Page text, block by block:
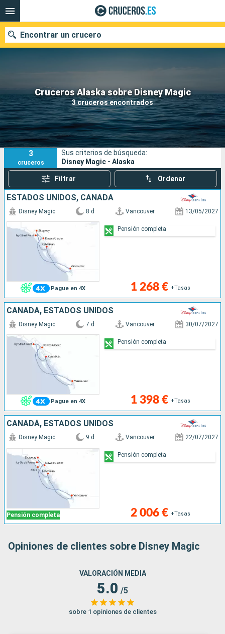
Cruceros Alaska sobre Disney Magic
3 cruceros encontrados
Encontrar un crucero
Nuestros destinos
Fecha de salida
Puertos Compañías
Buscar
3
cruceros
Sus criterios de búsqueda:
Disney Magic - Alaska
Filtrar Ordenar
ESTADOS UNIDOS, CANADÁ
Pague en 4X
Disney Magic 8 d Vancouver 13/05/2027
1 268 € +Tasas
Pensión completa
CANADÁ, ESTADOS UNIDOS
Pague en 4X
Disney Magic 7 d Vancouver 30/07/2027
1 398 € +Tasas
Pensión completa
CANADÁ, ESTADOS UNIDOS
Pensión completa
Disney Magic 9 d Vancouver 22/07/2027
2 006 € +Tasas
Pensión completa
Opiniones de clientes sobre Disney Magic
VALORACIÓN MEDIA
5.0 /5
sobre 1 opiniones de clientes